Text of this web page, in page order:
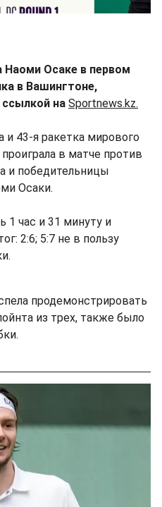
Наоми Осаке в первом
в Вашингтоне,
ссылкой на Sportnews.kz.
и 43-я ракетка мирового
в матче против
и победительницы
Осаки.
1 час и 31 минуту и
2:6; 5:7 не в пользу
продемонстрировать
из трех, также было